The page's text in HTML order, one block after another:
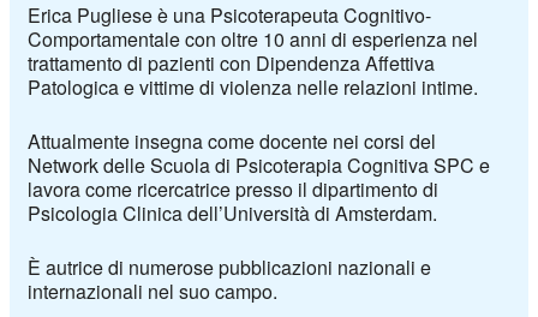
Erica Pugliese è una Psicoterapeuta Cognitivo-
Comportamentale con oltre 10 anni di esperienza nel
trattamento di pazienti con Dipendenza Affettiva
Patologica e vittime di violenza nelle relazioni intime.
Attualmente insegna come docente nei corsi del
Network delle Scuola di Psicoterapia Cognitiva SPC e
lavora come ricercatrice presso il dipartimento di
Psicologia Clinica dell’Università di Amsterdam.
È autrice di numerose pubblicazioni nazionali e
internazionali nel suo campo.